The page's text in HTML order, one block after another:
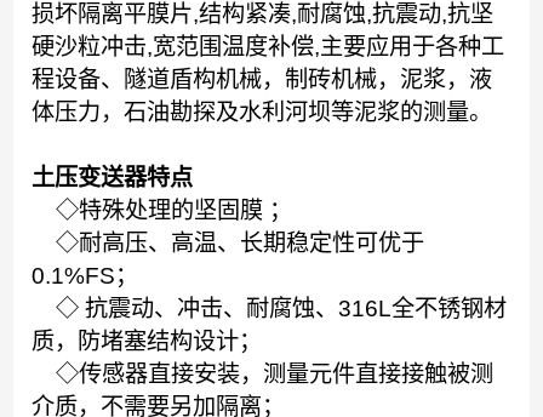
损坏隔离平膜片,结构紧凑,耐腐蚀,抗震动,抗坚
硬沙粒冲击,宽范围温度补偿,主要应用于各种工
程设备、隧道盾构机械，制砖机械，泥浆，液
体压力，石油勘探及水利河坝等泥浆的测量。
土压变送器特点
◇特殊处理的坚固膜 ；
◇耐高压、高温、长期稳定性可优于
0.1%FS；
◇ 抗震动、冲击、耐腐蚀、316L全不锈钢材
质，防堵塞结构设计；
◇传感器直接安装，测量元件直接接触被测
介质，不需要另加隔离；